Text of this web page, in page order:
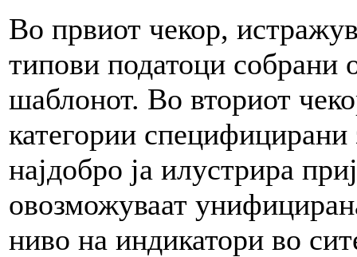
Во првиот чекор,
типови податоци собрани
шаблонот. Во вториот
категории специфицирани
најдобро ја илустрира
овозможуваат
ниво на индикатори во